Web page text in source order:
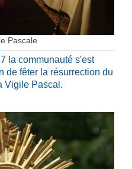
Pascale
la communauté s'est
de fêter la résurrection du
Vigile Pascal.